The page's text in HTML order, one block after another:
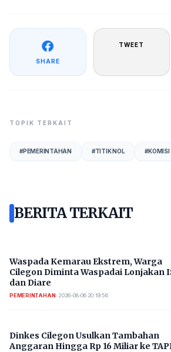
SHARE
TWEET
TOPIK TERKAIT
#PEMERINTAHAN #TITIK NOL #KOMISI
BERITA TERKAIT
Waspada Kemarau Ekstrem, Warga
Cilegon Diminta Waspadai Lonjakan
dan Diare
PEMERINTAHAN• 2026-08-06 20:19:56
Dinkes Cilegon Usulkan Tambahan
Anggaran Hingga Rp 16 Miliar ke